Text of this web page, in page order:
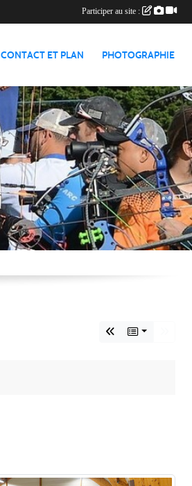
CONTACT ET PLAN PHOTOGRAPHIE
Participer au site :